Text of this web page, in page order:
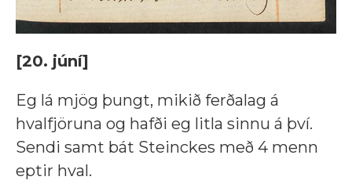
[20. júní]
Eg lá mjög þungt, mikið ferðalag á
hvalfjöruna og hafði eg litla sinnu á því.
Sendi samt bát Steinckes með 4 menn
eptir hval.